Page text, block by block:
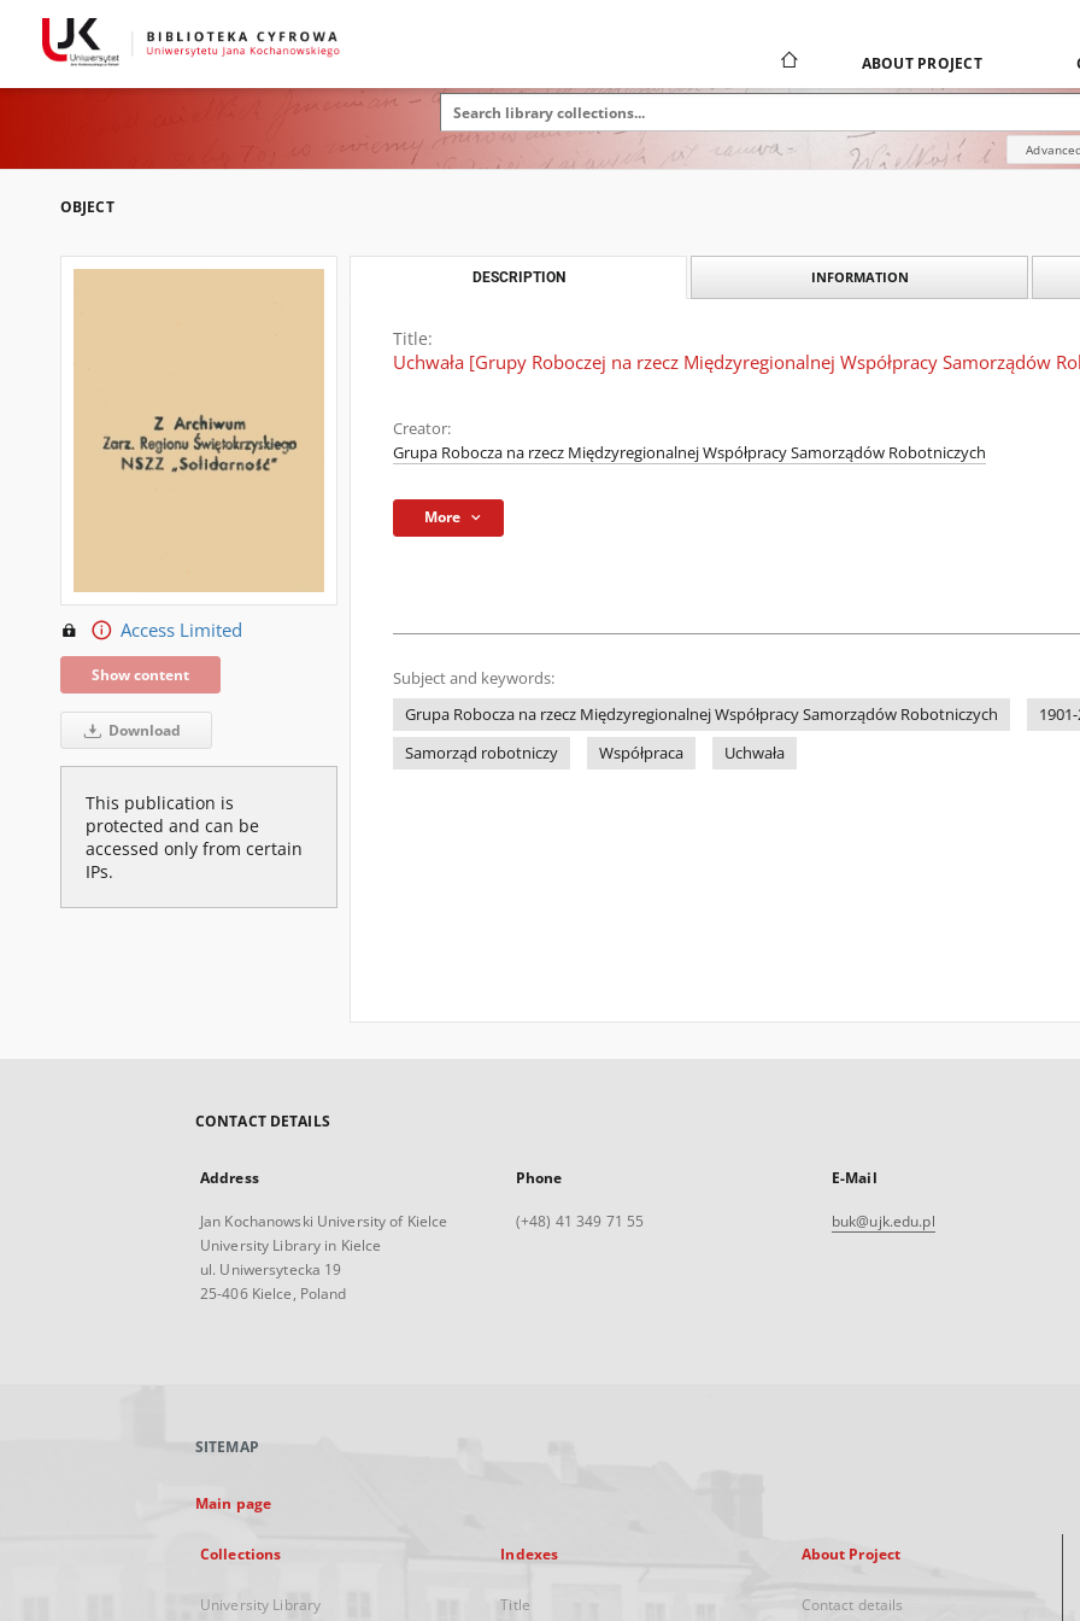
ABOUT PROJECT
OBJECT
Access Limited
Show content
Download
This publication is
protected and can be
accessed only from certain
IPs.
DESCRIPTION INFORMATION
Title:
Uchwała [Grupy Roboczej na rzecz Międzyregionalnej Współpracy Samorządów
Creator:
Grupa Robocza na rzecz Międzyregionalnej Współpracy Samorządów Robotniczych
More
Subject and keywords:
Grupa Robocza na rzecz Międzyregionalnej Współpracy Samorządów Robotniczych
Samorząd robotniczy
Współpraca Uchwała
CONTACT DETAILS
Address
Jan Kochanowski University of Kielce
University Library in Kielce
ul. Uniwersytecka 19
25-406 Kielce, Poland
Phone
(+48) 41 349 71 55
E-Mail
buk@ujk.edu.pl
SITEMAP
Main page
Collections
University Library
Indexes
Title
About Project
Contact details